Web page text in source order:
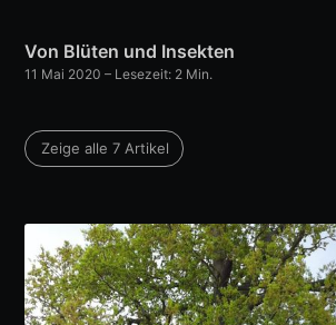
Von Blüten und Insekten
11 Mai 2020 – Lesezeit: 2 Min.
Zeige alle 7 Artikel